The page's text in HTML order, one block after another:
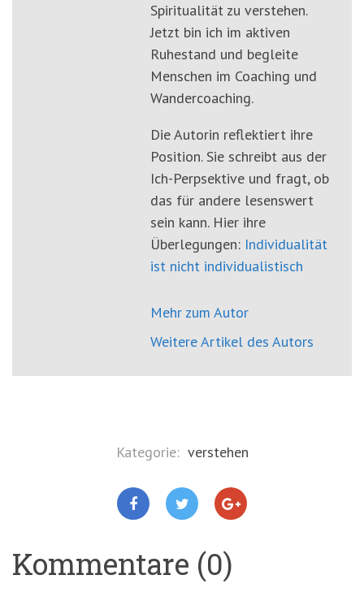
Spiritualität zu verstehen.
Jetzt bin ich im aktiven
Ruhestand und begleite
Menschen im Coaching und
Wandercoaching.
Die Autorin reflektiert ihre
Position. Sie schreibt aus der
Ich-Perpsektive und fragt, ob
das für andere lesenswert
sein kann. Hier ihre
Überlegungen: Individualität
ist nicht individualistisch
Mehr zum Autor
Weitere Artikel des Autors
Kategorie: verstehen
Kommentare (0)